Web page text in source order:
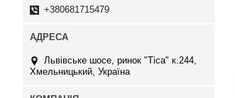
+380681715479
Львівське шосе, ринок "Тіса" к.244,
Хмельницький, Україна